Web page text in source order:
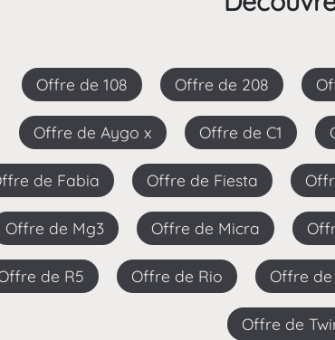
Offre de 108 Offre de 208
Offre de Aygo x Offre de C1
Offre de Fabia Offre de Fiesta
Offre de Mg3 Offre de Micra
Offre de R5 Offre de Rio Offre
Offre de